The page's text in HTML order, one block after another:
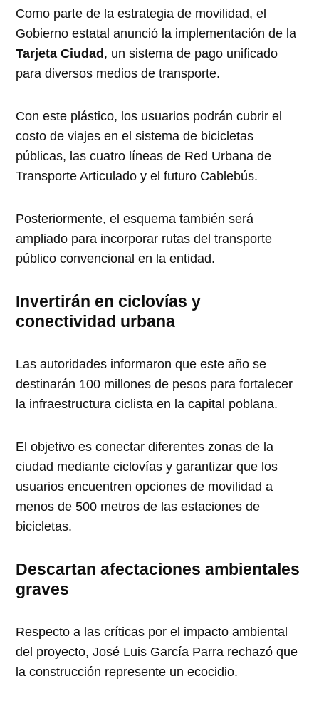
Como parte de la estrategia de movilidad, el
Gobierno estatal anunció la implementación de la
Tarjeta Ciudad, un sistema de pago unificado
para diversos medios de transporte.
Con este plástico, los usuarios podrán cubrir el
costo de viajes en el sistema de bicicletas
públicas, las cuatro líneas de Red Urbana de
Transporte Articulado y el futuro Cablebús.
Posteriormente, el esquema también será
ampliado para incorporar rutas del transporte
público convencional en la entidad.
Invertirán en ciclovías y
conectividad urbana
Las autoridades informaron que este año se
destinarán 100 millones de pesos para fortalecer
la infraestructura ciclista en la capital poblana.
El objetivo es conectar diferentes zonas de la
ciudad mediante ciclovías y garantizar que los
usuarios encuentren opciones de movilidad a
menos de 500 metros de las estaciones de
bicicletas.
Descartan afectaciones ambientales
graves
Respecto a las críticas por el impacto ambiental
del proyecto, José Luis García Parra rechazó que
la construcción represente un ecocidio.